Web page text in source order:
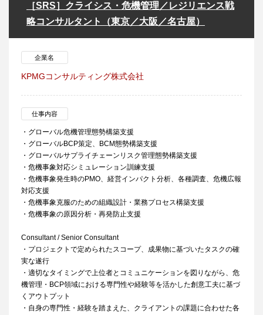
［SRS］クライシス・危機管理／レジリエンス戦
略コンサルタント（東京／大阪／名古屋）
企業名
KPMGコンサルティング株式会社
仕事内容
・グローバル危機管理態勢構築支援
・グローバルBCP策定、BCM態勢構築支援
・グローバルサプライチェーンリスク管理態勢構築支援
・危機事象対応シミュレーション訓練支援
・危機事象発生時のPMO、経営インパクト分析、各種調査、危機広報
対応支援
・危機事象克服のための組織設計・業務プロセス構築支援
・危機事象の原因分析・再発防止支援
Consultant / Senior Consultant
・プロジェクトで定められたスコープ、成果物に基づいたタスクの確
実な遂行
・適切なタイミングで上位者とコミュニケーションを図りながら、危
機管理・BCP領域における専門性や経験等を活かした創意工夫に基づ
くアウトプット
・自身の専門性・経験を踏まえた、クライアントの課題に合わせた各